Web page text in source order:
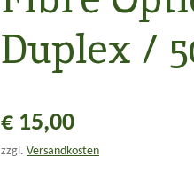
Duplex /
€ 15,00
zzgl. Versandkosten